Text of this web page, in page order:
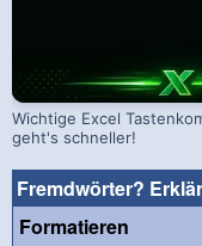
Wichtige Excel
geht's schneller!
Fremdwörter?
Formatieren